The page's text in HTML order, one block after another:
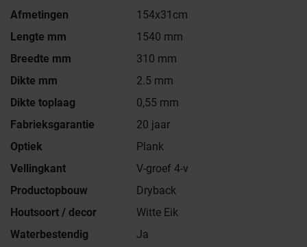
Afmetingen
154x31cm
Lengte mm
1540 mm
Breedte mm
310 mm
Dikte mm
2.5 mm
Dikte toplaag
0,55 mm
Fabrieksgarantie
20 jaar
Optiek
Plank
Vellingkant
V-groef 4-v
Productopbouw
Dryback
Houtsoort / decor
Witte Eik
Waterbestendig
Ja